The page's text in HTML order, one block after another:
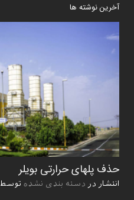
آخرین نوشته ها
ﺣﺬف ﭘﻠﻬﺎی ﺣﺮارﺗﯽ ﺑﻮﯾﻠﺮ
انتشار در دسته بندی نشده توسط